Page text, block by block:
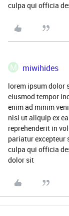
culpa qui officia
M miwihides
lorem ipsum dolor
eiusmod tempor
enim ad minim
nisi ut aliquip ex
reprehenderit in
pariatur excepteur
culpa qui officia
dolor sit